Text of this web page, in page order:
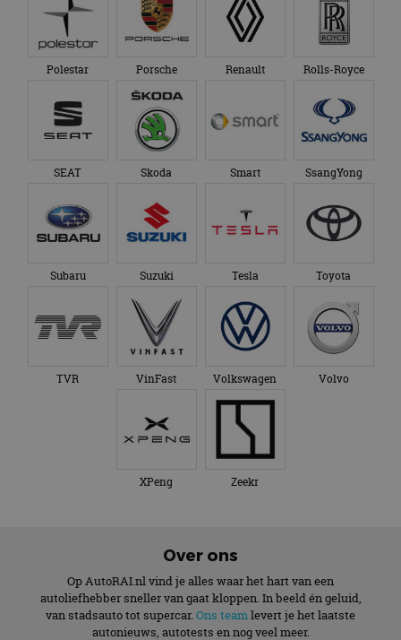
Polestar Porsche Renault Rolls-Royce
SEAT Skoda Smart SsangYong
Subaru Suzuki Tesla Toyota
TVR VinFast Volkswagen Volvo
XPeng Zeekr
Over ons
Op AutoRAI.nl vind je alles waar het hart van een
autoliefhebber sneller van gaat kloppen. In beeld én geluid,
van stadsauto tot supercar. Ons teamlevert je het laatste
autonieuws, autotests en nog veel meer.